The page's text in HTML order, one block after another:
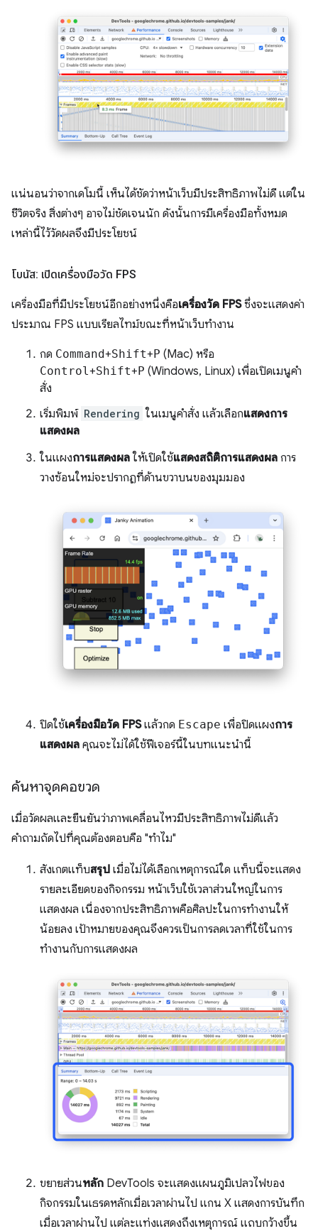
แน่นอนว่าจากเดโมนี้ เห็นได้ชัดว่าหน้าเว็บมีประสิทธิภาพไม่ดี แต่ใน
ชีวิตจริง สิ่งต่างๆ อาจไม่ชัดเจนนัก ดังนั้นการมีเครื่องมือทั้งหมด
เหล่านี้ไว้วัดผลจึงมีประโยชน์
โบนัส: เปิดเครื่องมือวัด FPS
เครื่องมือที่มีประโยชน์อีกอย่างหนึ่งคือเครื่องวัด FPSซึ่งจะแสดงค่า
ประมาณ FPS แบบเรียลไทม์ขณะที่หน้าเว็บทำงาน
กด Command+Shift+P (Mac) หรือ
Control +Shift+P (Windows, Linux) เพื่อเปิดเมนูคำ
สั่ง
เริ่มพิมพ์ Rendering ในเมนูคำสั่ง แล้วเลือกแสดงการ
แสดงผล
ในแผงการแสดงผลให้เปิดใช้แสดงสถิติการแสดงผล การ
วางซ้อนใหม่จะปรากฏที่ด้านขวาบนของมุมมอง
ปิดใช้เครื่องมือวัด FPSแล้วกด Escape เพื่อปิดแผงการ
แสดงผล คุณจะไม่ได้ใช้ฟีเจอร์นี้ในบทแนะนํานี้
ค้นหาจุดคอขวด
เมื่อวัดผลและยืนยันว่าภาพเคลื่อนไหวมีประสิทธิภาพไม่ดีแล้ว
คำถามถัดไปที่คุณต้องตอบคือ "ทำไม"
สังเกตแท็บสรุป เมื่อไม่ได้เลือกเหตุการณ์ใด แท็บนี้จะแสดง
รายละเอียดของกิจกรรม หน้าเว็บใช้เวลาส่วนใหญ่ในการ
แสดงผล เนื่องจากประสิทธิภาพคือศิลปะในการทำงานให้
น้อยลง เป้าหมายของคุณจึงควรเป็นการลดเวลาที่ใช้ในการ
ทำงานกับการแสดงผล
ขยายส่วนหลัก DevTools จะแสดงแผนภูมิเปลวไฟของ
กิจกรรมในเธรดหลักเมื่อเวลาผ่านไป แกน X แสดงการบันทึก
เมื่อเวลาผ่านไป แต่ละแท่งแสดงถึงเหตุการณ์ แถบกว้างขึ้น